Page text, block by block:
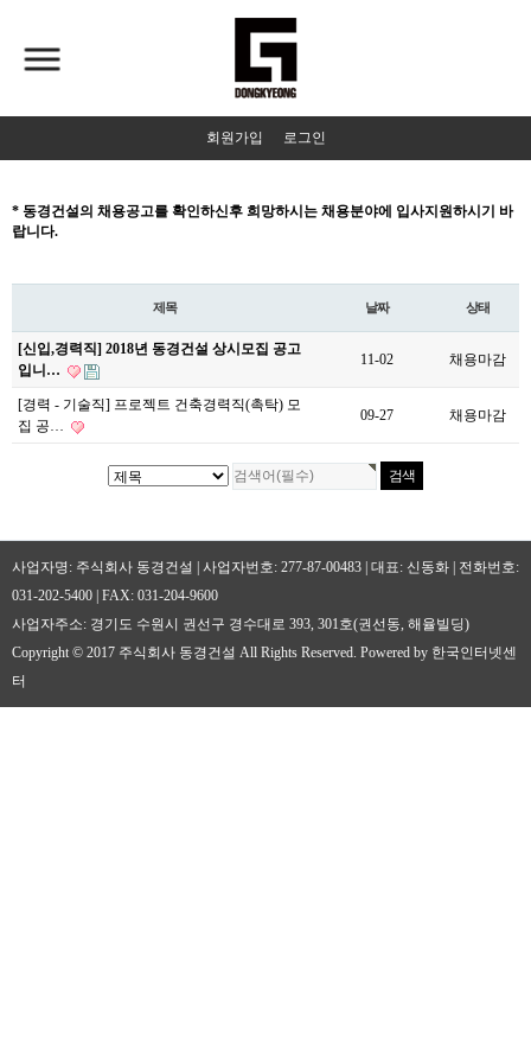
회원가입 로그인
* 동경건설의 채용공고를 확인하신후 희망하시는 채용분야에 입사지원하시기 바
랍니다.
제목 날짜 상태
[신입,경력직] 2018년 동경건설 상시모집 공고
입니…
11-02 채용마감
[경력 - 기술직] 프로젝트 건축경력직(촉탁) 모
집 공…
09-27 채용마감
사업자명: 주식회사 동경건설 | 사업자번호: 277-87-00483 | 대표: 신동화 | 전화번호:
031-202-5400 | FAX: 031-204-9600
사업자주소: 경기도 수원시 권선구 경수대로 393, 301호(권선동, 해율빌딩)
Copyright © 2017 주식회사 동경건설 All Rights Reserved. Powered by 한국인터넷센
터